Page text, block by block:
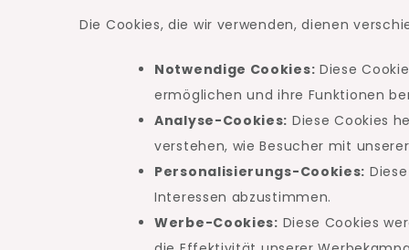
Die Cookies, die wir verwenden, dienen
Notwendige Cookies: Diese
ermöglichen und ihre Funktionen
Analyse-Cookies: Diese Cookies
verstehen, wie Besucher mit
Personalisierungs-Cookies:
Interessen abzustimmen.
Werbe-Cookies: Diese Cookies